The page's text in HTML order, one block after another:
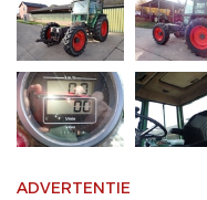
ADVERTENTIE